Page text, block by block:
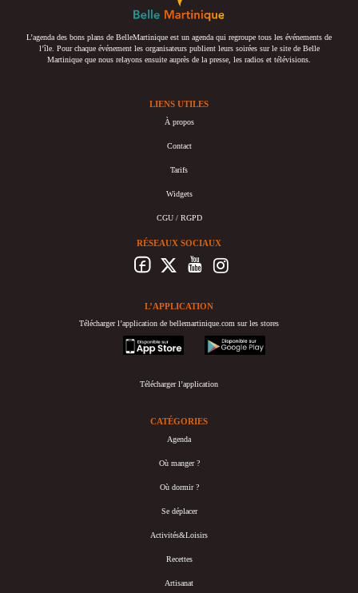
L’agenda des bons plans de BelleMartinique est un agenda qui regroupe tous les événements de
l’île. Pour chaque événement les organisateurs publient leurs soirées sur le site de Belle
Martinique que nous relayons ensuite auprès de la presse, les radios et télévisions.
LIENS UTILES
À propos
Contact
Tarifs
Widgets
CGU / RGPD
RÉSEAUX SOCIAUX
L’APPLICATION
Télécharger l’application de bellemartinique.com sur les stores
appstore
googleplay
Télécharger l’application
CATÉGORIES
Agenda
Où manger ?
Où dormir ?
Se déplacer
Activités&Loisirs
Recettes
Artisanat